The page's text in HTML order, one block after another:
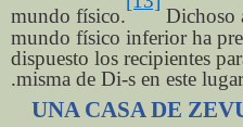
mundo físico.
Dichoso
mundo físico inferior ha
dispuesto los recipientes
misma de Di-s en este
UNA CASA DE